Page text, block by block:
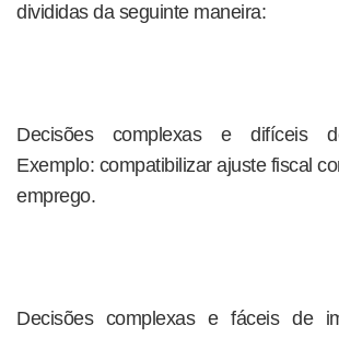
divididas da seguinte maneira:
Decisões complexas e difíceis
Exemplo: compatibilizar ajuste fiscal
emprego.
Decisões complexas e fáceis de